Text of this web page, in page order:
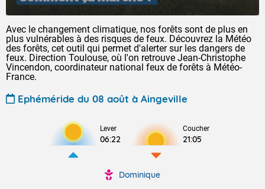
Avec le changement climatique, nos forêts sont de plus en
plus vulnérables à des risques de feux. Découvrez la Météo
des forêts, cet outil qui permet d'alerter sur les dangers de
feux. Direction Toulouse, où l'on retrouve Jean-Christophe
Vincendon, coordinateur national feux de forêts à Météo-
France.
Ephéméride du 08 août à Aingeville
Lever
06:22
Coucher
21:05
Dominique